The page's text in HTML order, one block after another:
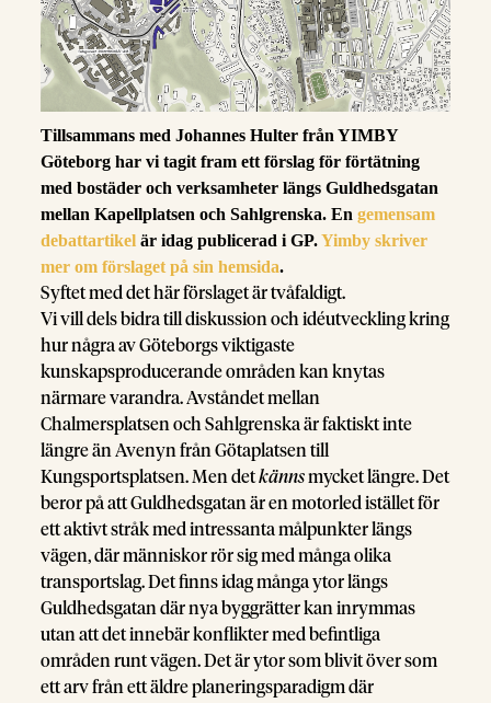
Tillsammans med Johannes Hulter från YIMBY
Göteborg har vi tagit fram ett förslag för förtätning
med bostäder och verksamheter längs Guldhedsgatan
mellan Kapellplatsen och Sahlgrenska. Engemensam
debattartikel är idag publicerad i GP.Yimby skriver
mer om förslaget på sin hemsida.
Syftet med det här förslaget är tvåfaldigt.
Vi vill dels bidra till diskussion och idéutveckling kring
hur några av Göteborgs viktigaste
kunskapsproducerande områden kan knytas
närmare varandra. Avståndet mellan
Chalmersplatsen och Sahlgrenska är faktiskt inte
längre än Avenyn från Götaplatsen till
Kungsportsplatsen. Men detkännsmycket längre. Det
beror på att Guldhedsgatan är en motorled istället för
ett aktivt stråk med intressanta målpunkter längs
vägen, där människor rör sig med många olika
transportslag. Det finns idag många ytor längs
Guldhedsgatan där nya byggrätter kan inrymmas
utan att det innebär konflikter med befintliga
områden runt vägen. Det är ytor som blivit över som
ett arv från ett äldre planeringsparadigm där